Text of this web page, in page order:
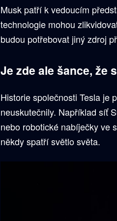
Musk patří k vedoucím
technologie mohou
budou potřebovat jiný zdroj
Je zde ale šance, že
Historie společnosti Tesla je
neuskutečnily. Například síť
nebo robotické nabíječky ve
někdy spatří světlo světa.